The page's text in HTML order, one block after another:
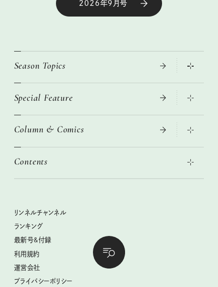
2026年9月号
Season Topics
真夏のひんやりグッズ 2026
ニトリ・イケア・無印良品で賢くおしゃれなインテリア
絶品、お餅レシピ大集合！
クラフトビール案内
うちねこグランプリ2026、発表！
Special Feature
2026年春夏 トレンドファッションニュース
女子旅おすすめスポット 暮らすように心地いいリンネル旅ガイ
リンネル 暮らしの道具大賞
ナチュラルメイクレッスン
喜ばれる贈り物手帖
Column & Comics
ぐれいさん
空想喫茶トラノコクさんのあの店この店、喫茶訪問日記
圷みほさんのゆるっと週末キャンプ通信
豆柴・まもるくんの旅日記
柳沢小実さんのお散歩するようなゆるり旅
Contents
リンネル暮らし部
リンネルチャンネル
おぱんつ君のわくわく楽しい一週間占い
毎日が心地よくなるリンネルタロット
リンネルチャンネル
ランキング
最新号&付録
利用規約
運営会社
プライバシーポリシー